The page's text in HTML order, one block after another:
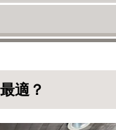
適？